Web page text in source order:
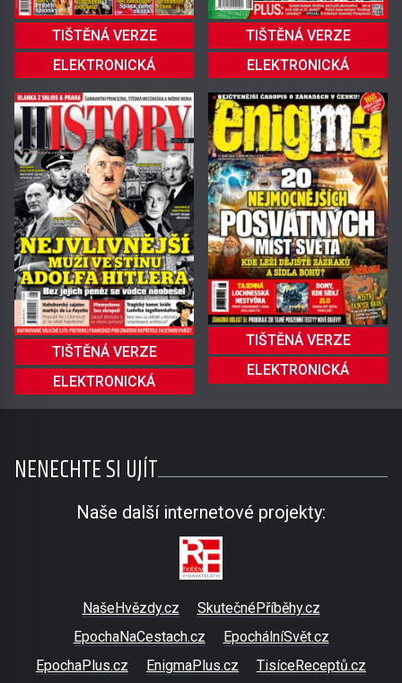
TIŠTĚNÁ VERZE
ELEKTRONICKÁ
TIŠTĚNÁ VERZE
ELEKTRONICKÁ
TIŠTĚNÁ VERZE
ELEKTRONICKÁ
TIŠTĚNÁ VERZE
ELEKTRONICKÁ
NENECHTE SI UJÍT
Naše další internetové projekty:
NašeHvězdy.cz
SkutečnéPříběhy.cz
EpochaNaCestach.cz
EpochálníSvět.cz
EpochaPlus.cz
EnigmaPlus.cz TisíceReceptů.cz